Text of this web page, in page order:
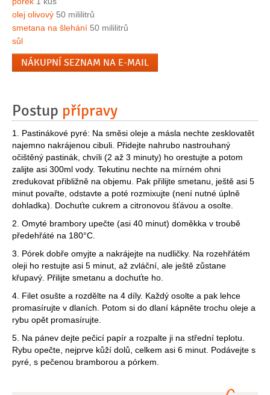
olej olivový 50 mililitrů
smetana na šlehání 50 mililitrů
sůl
NÁKUPNÍ SEZNAM NA E-MAIL
Postup přípravy
1. Pastinákové pyré: Na směsi oleje a másla nechte zesklovatět
najemno nakrájenou cibuli. Přidejte nahrubo nastrouhaný
očištěný pastinák, chvíli (2 až 3 minuty) ho orestujte a potom
zalijte asi 300ml vody. Tekutinu nechte na mírném ohni
zredukovat přibližně na objemu. Pak přilijte smetanu, ještě asi 5
minut povařte, odstavte a poté rozmixujte (není nutné úplně
dohladka). Dochuťte cukrem a citronovou šťávou a osolte.
2. Omyté brambory upečte (asi 40 minut) doměkka v troubě
předehřáté na 180°C.
3. Pórek dobře omyjte a nakrájejte na nudličky. Na rozehřátém
oleji ho restujte asi 5 minut, až zvláční, ale ještě zůstane
křupavý. Přilijte smetanu a dochuťte ho.
4. Filet osušte a rozdělte na 4 díly. Každý osolte a pak lehce
promasírujte v dlaních. Potom si do dlaní kápněte trochu oleje a
rybu opět promasírujte.
5. Na pánev dejte pečicí papír a rozpalte ji na střední teplotu.
Rybu opečte, nejprve kůží dolů, celkem asi 6 minut. Podávejte s
pyré, s pečenou bramborou a pórkem.